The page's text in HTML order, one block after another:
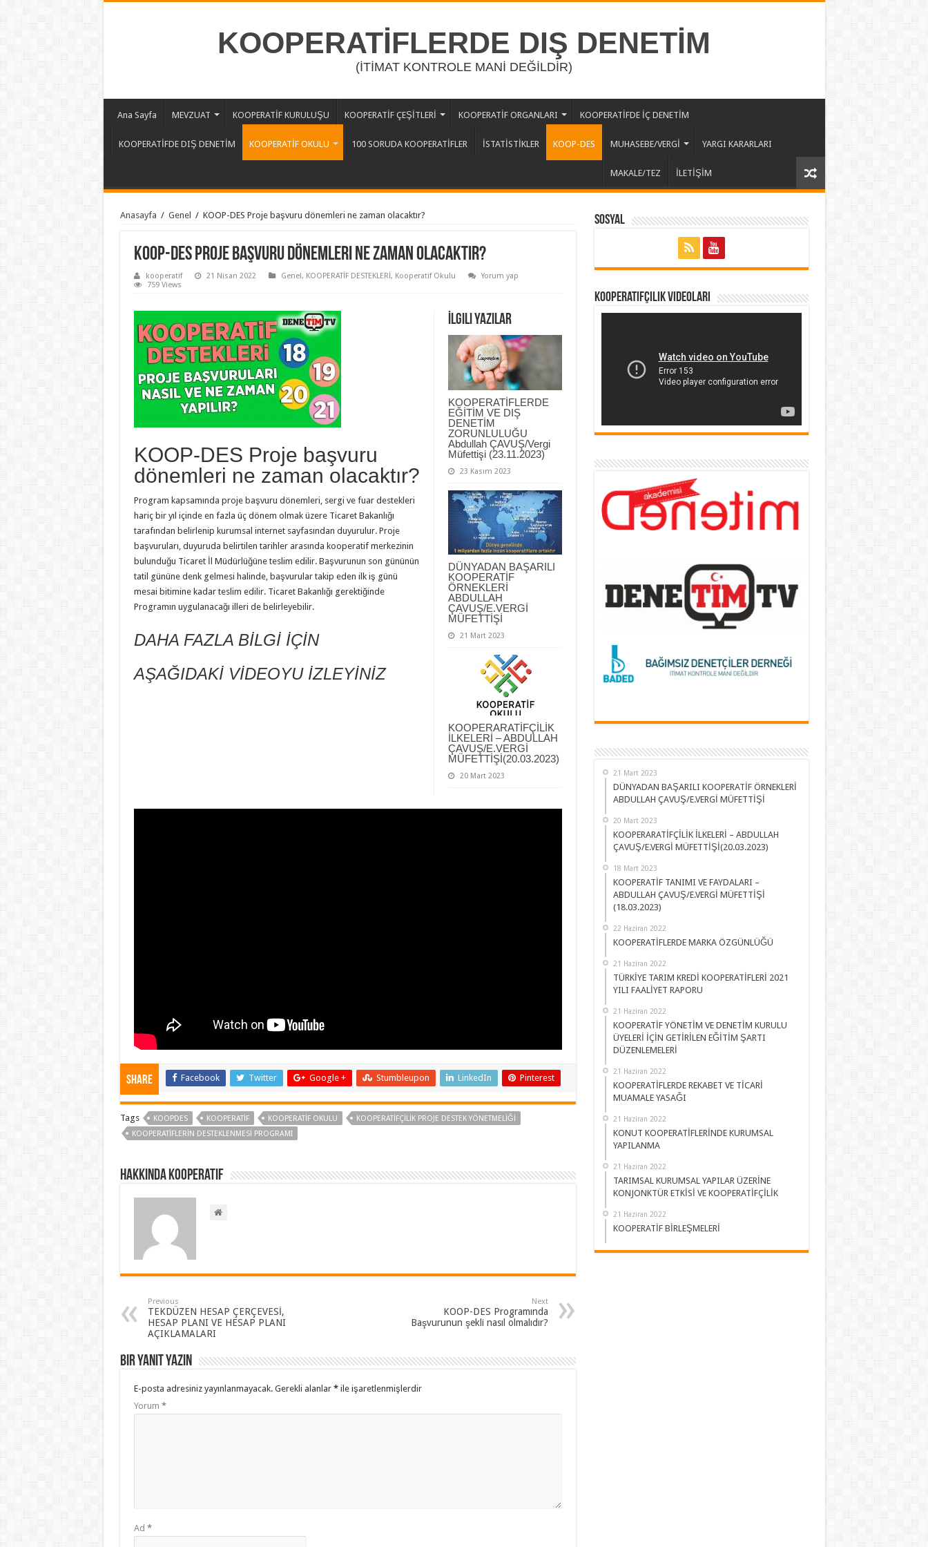
KOOPERATİFLERDE DIŞ DENETİM
(İTİMAT KONTROLE MANİ DEĞİLDİR)
Ana Sayfa MEVZUAT KOOPERATİF KURULUŞU KOOPERATİF ÇEŞİTLERİ KOOPERATİF ORGANLARI KOOPERATİFDE İÇ DENETİM
KOOPERATİFDE DIŞ DENETİM KOOPERATİF OKULU 100 SORUDA KOOPERATİFLER İSTATİSTİKLER KOOP-DES MUHASEBE/VERGİ YARGI KARARLARI
MAKALE/TEZ İLETİŞİM
Anasayfa / Genel / KOOP-DES Proje başvuru dönemleri ne zaman olacaktır?
KOOP-DES Proje başvuru dönemleri ne zaman olacaktır?
kooperatif 21 Nisan 2022 Genel, KOOPERATİF DESTEKLERİ, Kooperatif Okulu
Yorum yap
759 Views
İlgili Yazılar
KOOPERATİFLERDE
EĞİTİM VE DIŞ
DENETİM
ZORUNLULUĞU
Abdullah ÇAVUŞ/Vergi
Müfettişi (23.11.2023)
23 Kasım 2023
DÜNYADAN BAŞARILI
KOOPERATİF
ÖRNEKLERİ
ABDULLAH
ÇAVUŞ/E.VERGİ
MÜFETTİŞİ
21 Mart 2023
KOOPERARATİFÇİLİK
İLKELERİ – ABDULLAH
ÇAVUŞ/E.VERGİ
MÜFETTİŞİ(20.03.2023)
20 Mart 2023
KOOP-DES Proje başvuru
dönemleri ne zaman olacaktır?
Program kapsamında proje başvuru dönemleri, sergi ve fuar destekleri
hariç bir yıl içinde en fazla üç dönem olmak üzere Ticaret Bakanlığı
tarafından belirlenip kurumsal internet sayfasından duyurulur. Proje
başvuruları, duyuruda belirtilen tarihler arasında kooperatif merkezinin
bulunduğu Ticaret İl Müdürlüğüne teslim edilir. Başvurunun son gününün
tatil gününe denk gelmesi halinde, başvurular takip eden ilk iş günü
mesai bitimine kadar teslim edilir. Ticaret Bakanlığı gerektiğinde
Programın uygulanacağı illeri de belirleyebilir.
DAHA FAZLA BİLGİ İÇİN
AŞAĞIDAKİ VİDEOYU İZLEYİNİZ
Share Facebook Twitter Google + Stumbleupon LinkedIn Pinterest
Tags KOOPDES KOOPERATIF KOOPERATIF OKULU
KOOPERATİFÇİLİK PROJE DESTEK YÖNETMELİĞİ
KOOPERATIFLERIN DESTEKLENMESI PROGRAMI
Hakkında kooperatif
Previous
TEKDÜZEN HESAP ÇERÇEVESİ,
HESAP PLANI VE HESAP PLANI
AÇIKLAMALARI
Next
KOOP-DES Programında
Başvurunun şekli nasıl olmalıdır?
Bir yanıt yazın
E-posta adresiniz yayınlanmayacak. Gerekli alanlar *ile işaretlenmişlerdir
Yorum *
Ad *
Sosyal
Kooperatifçilik Videoları
21 Mart 2023
DÜNYADAN BAŞARILI KOOPERATİF ÖRNEKLERİ
ABDULLAH ÇAVUŞ/E.VERGİ MÜFETTİŞİ
20 Mart 2023
KOOPERARATİFÇİLİK İLKELERİ – ABDULLAH
ÇAVUŞ/E.VERGİ MÜFETTİŞİ(20.03.2023)
18 Mart 2023
KOOPERATİF TANIMI VE FAYDALARI –
ABDULLAH ÇAVUŞ/E.VERGİ MÜFETTİŞİ
(18.03.2023)
22 Haziran 2022
KOOPERATİFLERDE MARKA ÖZGÜNLÜĞÜ
21 Haziran 2022
TÜRKİYE TARIM KREDİ KOOPERATİFLERİ 2021
YILI FAALİYET RAPORU
21 Haziran 2022
KOOPERATİF YÖNETİM VE DENETİM KURULU
ÜYELERİ İÇİN GETİRİLEN EĞİTİM ŞARTI
DÜZENLEMELERİ
21 Haziran 2022
KOOPERATİFLERDE REKABET VE TİCARİ
MUAMALE YASAĞI
21 Haziran 2022
KONUT KOOPERATİFLERİNDE KURUMSAL
YAPILANMA
21 Haziran 2022
TARIMSAL KURUMSAL YAPILAR ÜZERİNE
KONJONKTÜR ETKİSİ VE KOOPERATİFÇİLİK
21 Haziran 2022
KOOPERATİF BİRLEŞMELERİ